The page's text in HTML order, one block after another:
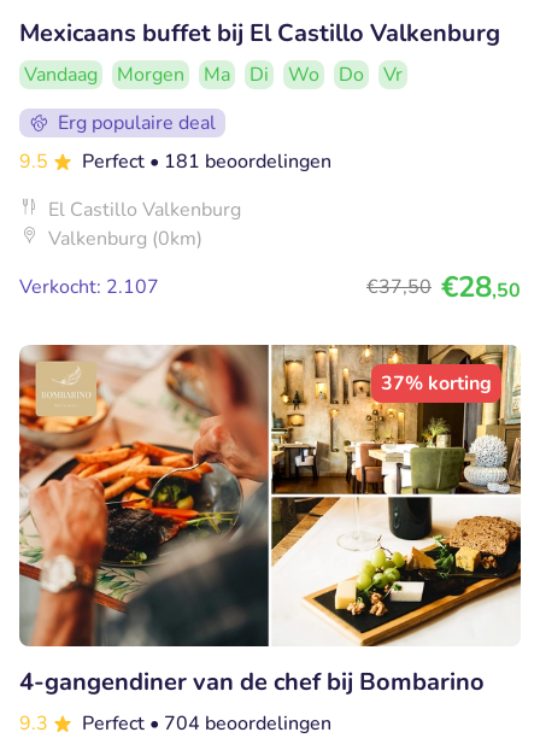
Mexicaans buffet bij El Castillo Valkenburg
Vandaag Morgen Ma Di Wo Do
Vr
Erg populaire deal
9.5
Perfect • 181 beoordelingen
El Castillo Valkenburg
Valkenburg (0km)
Verkocht: 2.107
€37,50 €28,50
37% korting
4-gangendiner van de chef bij Bombarino
9.3 Perfect • 704 beoordelingen